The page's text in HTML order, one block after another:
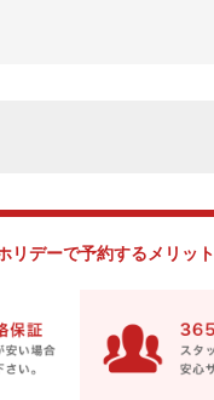
リデーで予約するメリット